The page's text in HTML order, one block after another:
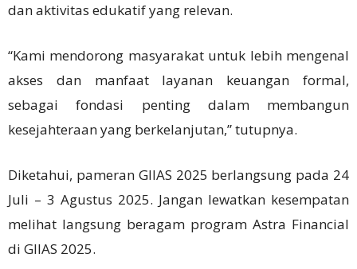
dan aktivitas edukatif yang relevan.
“Kami mendorong masyarakat untuk lebih mengenal
akses dan manfaat layanan keuangan formal,
sebagai fondasi penting dalam membangun
kesejahteraan yang berkelanjutan,” tutupnya.
Diketahui, pameran GIIAS 2025 berlangsung pada 24
Juli – 3 Agustus 2025. Jangan lewatkan kesempatan
melihat langsung beragam program Astra Financial
di GIIAS 2025.